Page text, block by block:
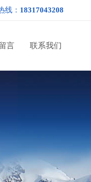
线： 18317043208
言 联系我们